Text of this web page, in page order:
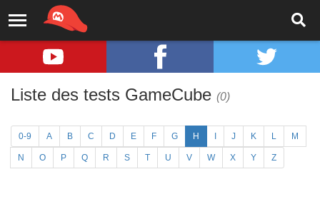
Liste des tests GameCube (0)
0-9 A B C D E F G H J K L M
N O P Q R S T U V W X Y Z